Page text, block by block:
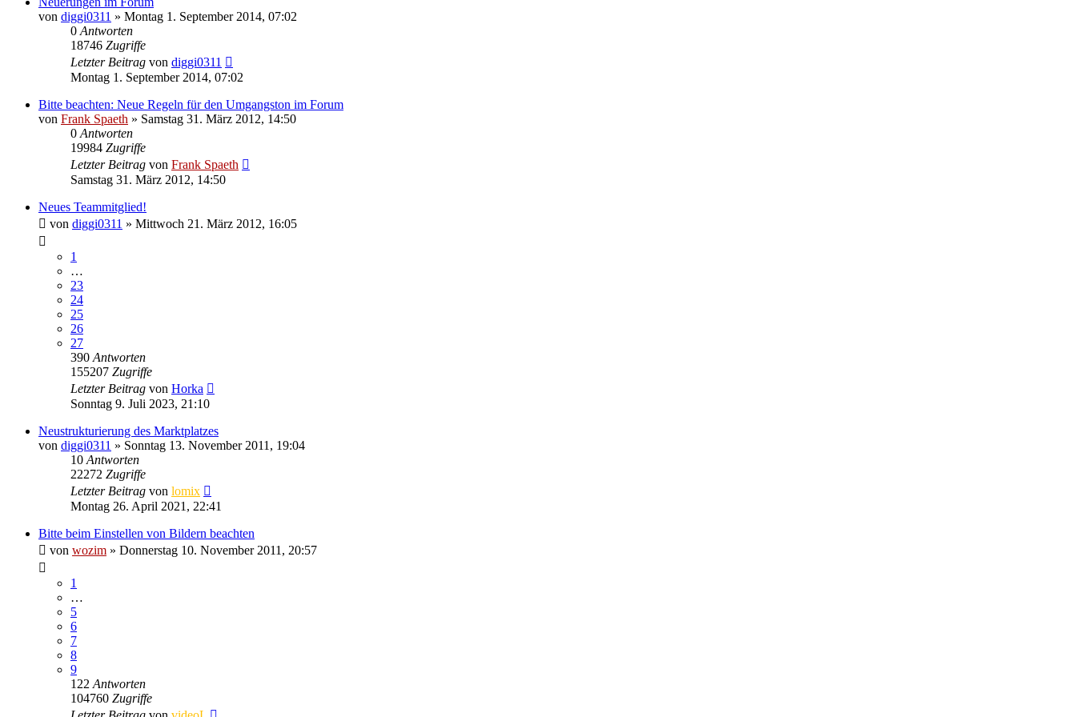
von diggi0311 » Montag 1. September 2014, 07:02
0 Antworten
18746 Zugriffe
Letzter Beitrag von diggi0311
Montag 1. September 2014, 07:02
Bitte beachten: Neue Regeln für den Umgangston im Forum
von Frank Spaeth » Samstag 31. März 2012, 14:50
0 Antworten
19984 Zugriffe
Letzter Beitrag von Frank Spaeth
Samstag 31. März 2012, 14:50
Neues Teammitglied!
von diggi0311 » Mittwoch 21. März 2012, 16:05
1
…
23
24
25
26
27
390 Antworten
155207 Zugriffe
Letzter Beitrag von Horka
Sonntag 9. Juli 2023, 21:10
Neustrukturierung des Marktplatzes
von diggi0311 » Sonntag 13. November 2011, 19:04
10 Antworten
22272 Zugriffe
Letzter Beitrag von lomix
Montag 26. April 2021, 22:41
Bitte beim Einstellen von Bildern beachten
von wozim » Donnerstag 10. November 2011, 20:57
1
…
5
6
7
8
9
122 Antworten
104760 Zugriffe